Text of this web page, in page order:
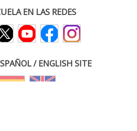
EN LAS REDES
/ ENGLISH SITE